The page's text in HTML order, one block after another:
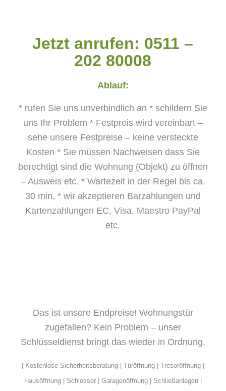
Jetzt anrufen: 0511 –
202 80008
Ablauf:
* rufen Sie uns unverbindlich an * schildern Sie
uns Ihr Problem * Festpreis wird vereinbart –
sehe unsere Festpreise – keine versteckte
Kosten * Sie müssen Nachweisen dass Sie
berechtigt sind die Wohnung (Objekt) zu öffnen
– Ausweis etc. * Wartezeit in der Regel bis ca.
30 min. * wir akzeptieren Barzahlungen und
Kartenzahlungen EC, Visa, Maestro PayPal
etc.
Das ist unsere Endpreise! Wohnungstür
zugefallen? Kein Problem – unser
Schlüsseldienst bringt das wieder in Ordnung.
| Kostenlose Sicherheitsberatung | Türöffnung
| Tresoröffnung |
Hausöffnung | Schlösser | Garagenöffnung | Schließanlagen